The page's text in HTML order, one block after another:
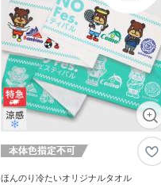
幅広いシーンに人気!小ロット100個から制
作できます。
ほんのり冷たいオリジナルタオル